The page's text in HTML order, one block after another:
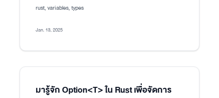
rust, variables, types
Jan. 13, 2025
มารู้จัก Option<T> ใน Rust เพื่อจัดการ